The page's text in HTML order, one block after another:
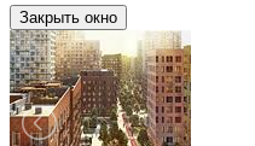
Закрыть окно